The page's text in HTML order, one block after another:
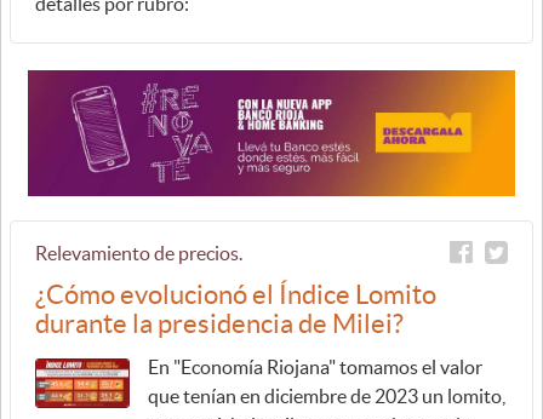
Relevamiento de precios.
¿Cómo evolucionó el Índice Lomito
durante la presidencia de Milei?
En "Economía Riojana" tomamos el valor
que tenían en diciembre de 2023 un lomito,